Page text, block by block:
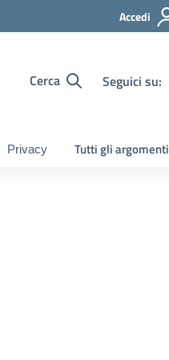
Accedi
Cerca Seguici su:
Privacy Tutti gli argomenti